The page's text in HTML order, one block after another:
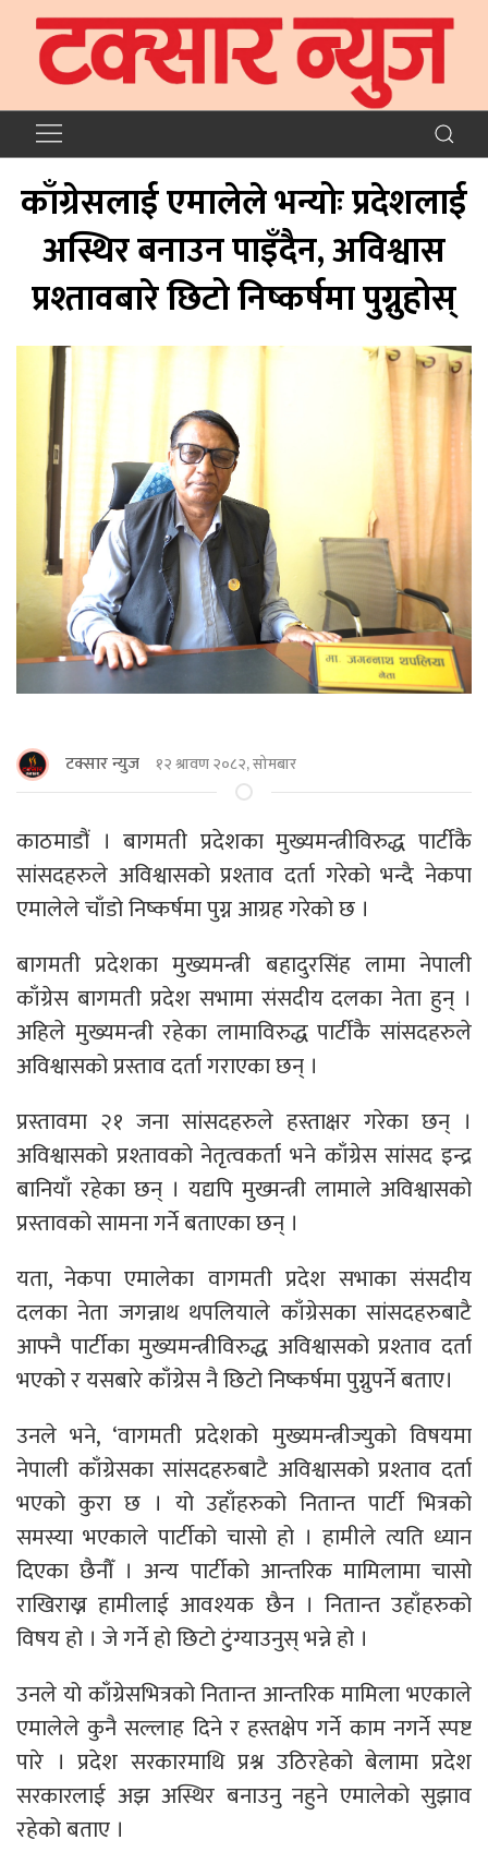
काँग्रेसलाई एमालेले भन्योः प्रदेशलाई
अस्थिर बनाउन पाइँदैन, अविश्वास
प्रश्तावबारे छिटो निष्कर्षमा पुग्नुहोस्
टक्सार न्युज १२ श्रावण २०८२, सोमबार
काठमाडौं । बागमती प्रदेशका मुख्यमन्त्रीविरुद्ध पार्टीकै
सांसदहरुले अविश्वासको प्रश्ताव दर्ता गरेको भन्दै नेकपा
एमालेले चाँडो निष्कर्षमा पुग्न आग्रह गरेको छ ।
बागमती प्रदेशका मुख्यमन्त्री बहादुरसिंह लामा नेपाली
काँग्रेस बागमती प्रदेश सभामा संसदीय दलका नेता हुन् ।
अहिले मुख्यमन्त्री रहेका लामाविरुद्ध पार्टीकै सांसदहरुले
अविश्वासको प्रस्ताव दर्ता गराएका छन् ।
प्रस्तावमा २१ जना सांसदहरुले हस्ताक्षर गरेका छन् ।
अविश्वासको प्रश्तावको नेतृत्वकर्ता भने काँग्रेस सांसद इन्द्र
बानियाँ रहेका छन् । यद्यपि मुख्मन्त्री लामाले अविश्वासको
प्रस्तावको सामना गर्ने बताएका छन् ।
यता, नेकपा एमालेका वागमती प्रदेश सभाका संसदीय
दलका नेता जगन्नाथ थपलियाले काँग्रेसका सांसदहरुबाटै
आफ्नै पार्टीका मुख्यमन्त्रीविरुद्ध अविश्वासको प्रश्ताव दर्ता
भएको र यसबारे काँग्रेस नै छिटो निष्कर्षमा पुग्नुपर्ने बताए।
उनले भने, ‘वागमती प्रदेशको मुख्यमन्त्रीज्युको विषयमा
नेपाली काँग्रेसका सांसदहरुबाटै अविश्वासको प्रश्ताव दर्ता
भएको कुरा छ । यो उहाँहरुको नितान्त पार्टी भित्रको
समस्या भएकाले पार्टीको चासो हो । हामीले त्यति ध्यान
दिएका छैनौँ । अन्य पार्टीको आन्तरिक मामिलामा चासो
राखिराख्न हामीलाई आवश्यक छैन । नितान्त उहाँहरुको
विषय हो । जे गर्ने हो छिटो टुंग्याउनुस् भन्ने हो ।
उनले यो काँग्रेसभित्रको नितान्त आन्तरिक मामिला भएकाले
एमालेले कुनै सल्लाह दिने र हस्तक्षेप गर्ने काम नगर्ने स्पष्ट
पारे । प्रदेश सरकारमाथि प्रश्न उठिरहेको बेलामा प्रदेश
सरकारलाई अझ अस्थिर बनाउनु नहुने एमालेको सुझाव
रहेको बताए ।